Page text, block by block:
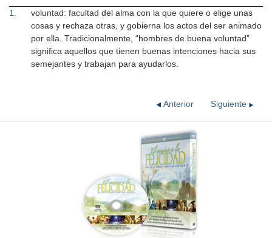
1.
voluntad: facultad del alma con la que quiere o elige unas
cosas y rechaza otras, y gobierna los actos del ser animado
por ella. Tradicionalmente, “hombres de buena voluntad”
significa aquellos que tienen buenas intenciones hacia sus
semejantes y trabajan para ayudarlos.
Siguiente
Anterior